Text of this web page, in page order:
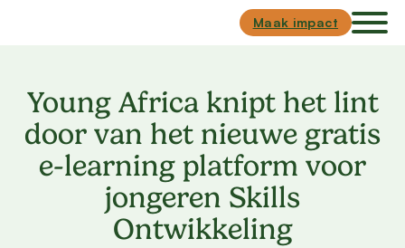
Maak impact
Young Africa knipt het lint
door van het nieuwe gratis
e-learning platform voor
jongeren Skills
Ontwikkeling